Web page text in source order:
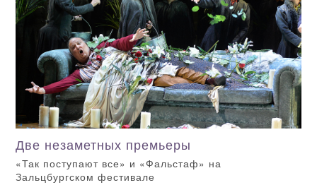
Две незаметных премьеры
«Так поступают все» и «Фальстаф» на
Зальцбургском фестивале